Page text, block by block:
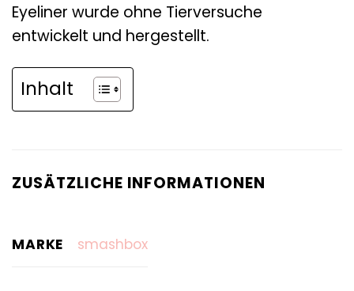
Eyeliner wurde ohne Tierversuche
entwickelt und hergestellt.
Inhalt
ZUSÄTZLICHE INFORMATIONEN
MARKE smashbox